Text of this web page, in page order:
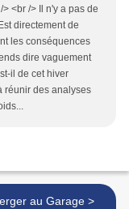
<br /> Il n'y a pas de
directement de
les conséquences
dire vaguement
il de cet hiver
réunir des analyses
Un berger au Garage >